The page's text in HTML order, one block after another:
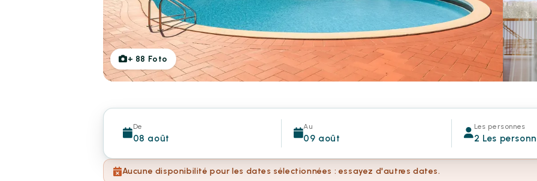
+ 88 Foto
De
08 août
Au
09 août
Les personnes
2 Les
Aucune disponibilité pour les dates sélectionnées : essayez d'autres dates.